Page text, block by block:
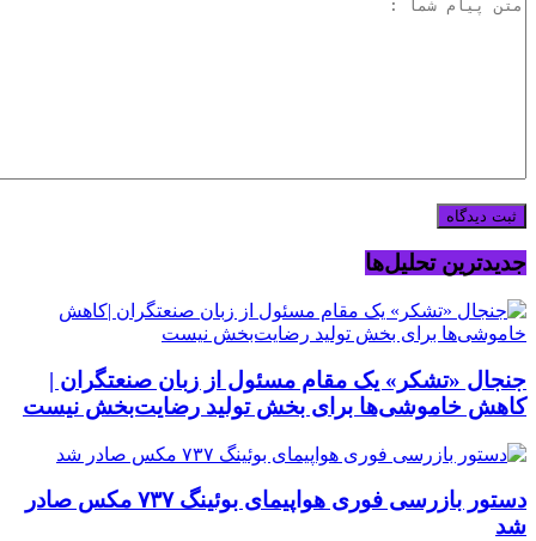
جدیدترین تحلیل‌ها
جنجال «تشکر» یک مقام مسئول از زبان صنعتگران |
کاهش خاموشی‌ها برای بخش تولید رضایت‌بخش نیست
دستور بازرسی فوری هواپیمای بوئینگ ۷۳۷ مکس صادر
شد